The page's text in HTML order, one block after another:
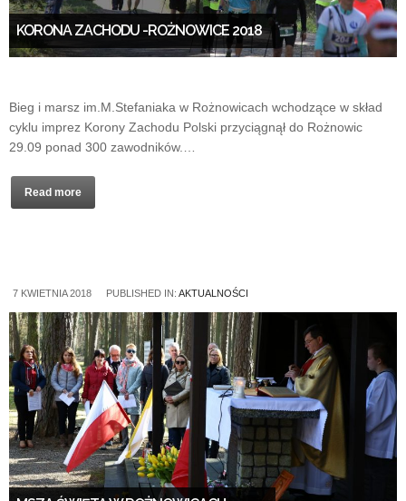
KORONA ZACHODU -ROŻNOWICE 2018
Bieg i marsz im.M.Stefaniaka w Rożnowicach wchodzące w skład
cyklu imprez Korony Zachodu Polski przyciągnął do Rożnowic
29.09 ponad 300 zawodników.…
Read more
7 KWIETNIA 2018 PUBLISHED IN: AKTUALNOŚCI
Lost your password? /Register